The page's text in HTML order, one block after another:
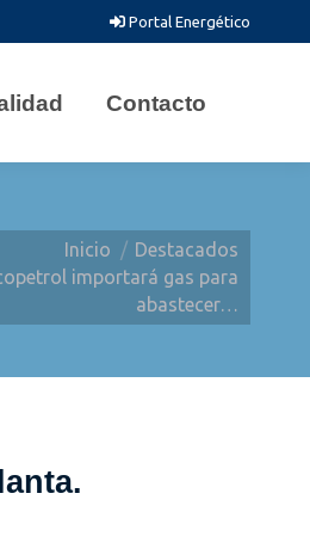
Portal Energético
Contacto
Inicio
Destacados
importará gas para
abastecer…